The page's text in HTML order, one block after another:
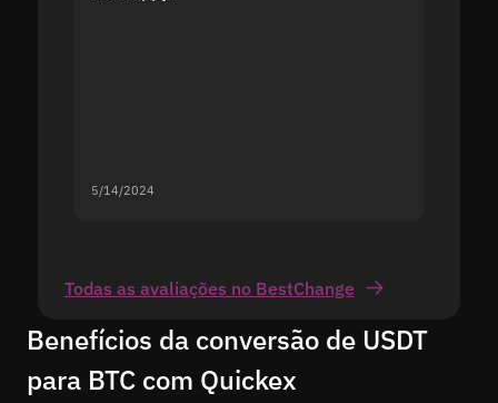
5/14/2024
Todas as avaliações no BestChange
Benefícios da conversão de USDT
para BTC com Quickex